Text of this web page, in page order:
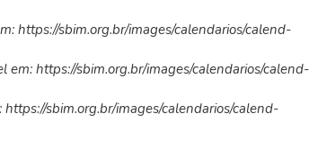
https://sbim.org.br/images/calendarios/calend-
em: https://sbim.org.br/images/calendarios/calend-
https://sbim.org.br/images/calendarios/calend-